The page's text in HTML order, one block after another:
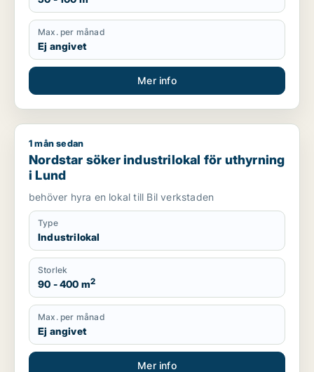
Max. per månad
Ej angivet
Mer info
Nordstar söker industrilokal för uthyrning i Lund
1 mån sedan
Nordstar söker industrilokal för uthyrning
i Lund
behöver hyra en lokal till Bil verkstaden
Type
Industrilokal
Storlek
90 - 400 m2
Max. per månad
Ej angivet
Mer info